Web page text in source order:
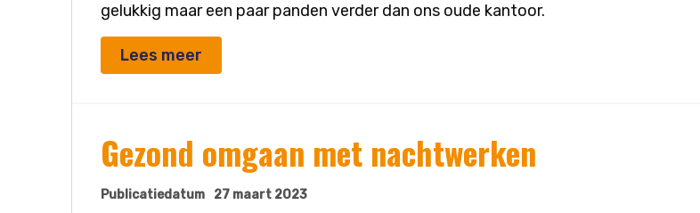
gelukkig maar een paar panden verder dan ons oude kantoor.
Lees meer
Gezond omgaan met nachtwerken
Publicatiedatum 27 maart 2023